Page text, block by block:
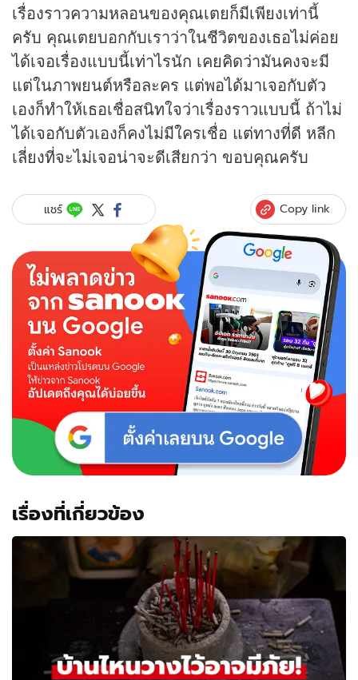
เรื่องราวความหลอนของคุณเตยก็มีเพียงเท่านี้
ครับ คุณเตยบอกกับเราว่าในชีวิตของเธอไม่ค่อย
ได้เจอเรื่องแบบนี้เท่าไรนัก เคยคิดว่ามันคงจะมี
แต่ในภาพยนต์หรือละคร แต่พอได้มาเจอกับตัว
เองก็ทำให้เธอเชื่อสนิทใจว่าเรื่องราวแบบนี้ ถ้าไม่
ได้เจอกับตัวเองก็คงไม่มีใครเชื่อ แต่ทางที่ดี หลีก
เลี่ยงที่จะไม่เจอน่าจะดีเสียกว่า ขอบคุณครับ
แชร์ Copy link
เรื่องที่เกี่ยวข้อง